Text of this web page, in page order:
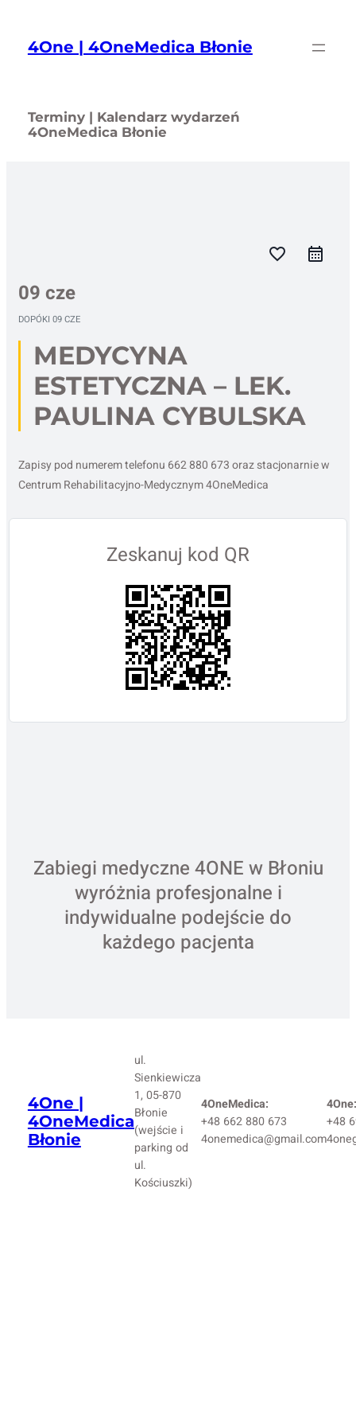
treści4One | 4OneMedica Błonie
Terminy | Kalendarz wydarzeń
4OneMedica Błonie
favorite_border
09 cze
DOPÓKI 09 CZE
MEDYCYNA
ESTETYCZNA – LEK.
PAULINA CYBULSKA
Zapisy pod numerem telefonu 662 880 673 oraz stacjonarnie w
Centrum Rehabilitacyjno-Medycznym 4OneMedica
Zeskanuj kod QR
Zabiegi medyczne 4ONE w Błoniu
wyróżnia profesjonalne i
indywidualne podejście do
każdego pacjenta
4One |
4OneMedica
Błonie
ul.
Sienkiewicza
1, 05-870
Błonie
(wejście i
parking od
ul.
Kościuszki)
4OneMedica:
+48 662 880 673
4onemedica@gmail.com
4One:
+48